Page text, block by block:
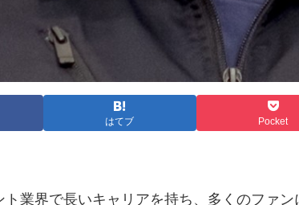
はてブ Pocket
業界で長いキャリアを持ち、多くのファ